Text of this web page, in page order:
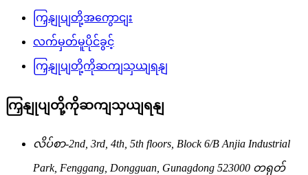
ကြှနျုပျတို့အကွောငျး
လက်မှတ်မူပိုင်ခွင့်
ကြှနျုပျတို့ကိုဆကျသှယျရနျ
ကြှနျုပျတို့ကိုဆကျသှယျရနျ
လိပ်စာ-2nd, 3rd, 4th, 5th floors, Block 6/B Anjia Industrial
Park, Fenggang, Dongguan, Gunagdong 523000 တရုတ်